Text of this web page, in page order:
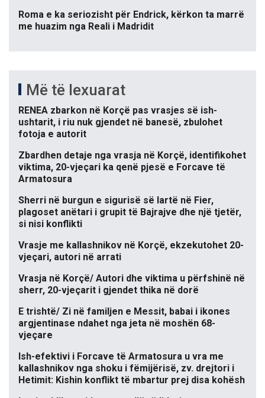
Roma e ka seriozisht për Endrick, kërkon ta marrë
me huazim nga Reali i Madridit
Më të lexuarat
RENEA zbarkon në Korçë pas vrasjes së ish-
ushtarit, i riu nuk gjendet në banesë, zbulohet
fotoja e autorit
Zbardhen detaje nga vrasja në Korçë, identifikohet
viktima, 20-vjeçari ka qenë pjesë e Forcave të
Armatosura
Sherri në burgun e sigurisë së lartë në Fier,
plagoset anëtari i grupit të Bajrajve dhe një tjetër,
si nisi konflikti
Vrasje me kallashnikov në Korçë, ekzekutohet 20-
vjeçari, autori në arrati
Vrasja në Korçë/ Autori dhe viktima u përfshinë në
sherr, 20-vjeçarit i gjendet thika në dorë
E trishtë/ Zi në familjen e Messit, babai i ikones
argjentinase ndahet nga jeta në moshën 68-
vjeçare
Ish-efektivi i Forcave të Armatosura u vra me
kallashnikov nga shoku i fëmijërisë, zv. drejtori i
Hetimit: Kishin konflikt të mbartur prej disa kohësh